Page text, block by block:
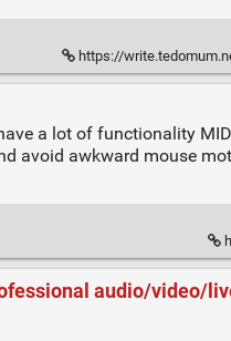
https://
a lot of functionality
avoid awkward mouse
audio/video/